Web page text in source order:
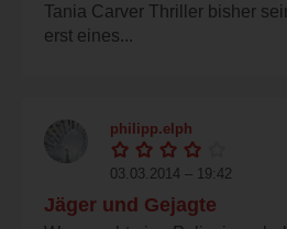
Tania Carver Thriller bisher
erst eines...
philipp.elph
03.03.2014 – 19:42
Jäger und Gejagte